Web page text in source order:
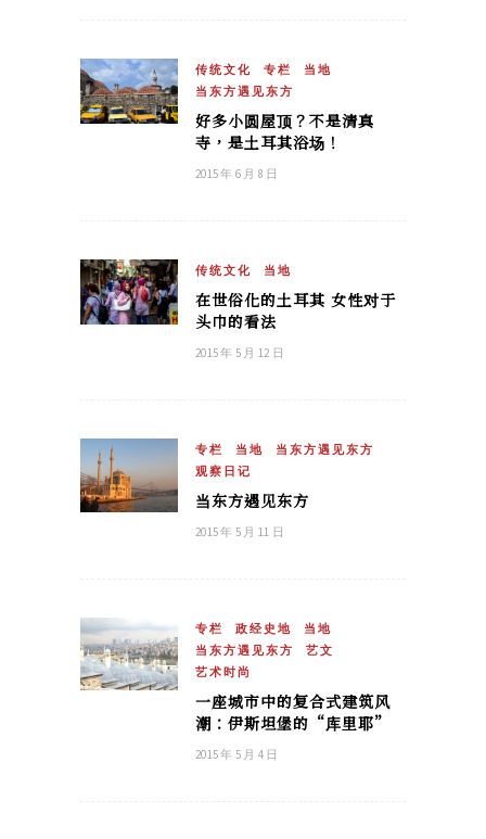
传统文化 专栏
当地
当东方遇见东方
好多小圆屋顶？不是清真
寺，是土耳其浴场！
2015 年 6 月 8 日
传统文化 当地
在世俗化的土耳其 女性对于
头巾的看法
2015 年 5 月 12 日
专栏 当地
当东方遇见东方
观察日记
当东方遇见东方
2015 年 5 月 11 日
专栏 政经史地
当地
当东方遇见东方
艺文
艺术时尚
一座城市中的复合式建筑风
潮：伊斯坦堡的“库里耶”
2015 年 5 月 4 日